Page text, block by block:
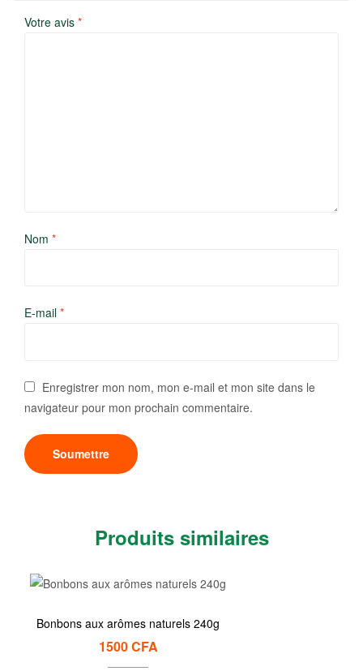
Votre avis *
Nom *
E-mail *
Enregistrer mon nom, mon e-mail et mon site dans le
navigateur pour mon prochain commentaire.
Produits similaires
Bonbons aux arômes naturels 240g
1500CFA